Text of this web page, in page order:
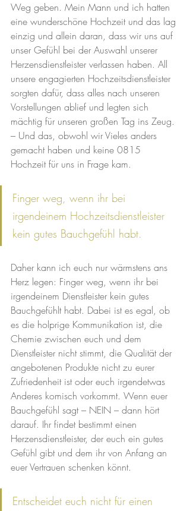
Weg geben. Mein Mann und ich hatten
eine wunderschöne Hochzeit und das lag
einzig und allein daran, dass wir uns auf
unser Gefühl bei der Auswahl unserer
Herzensdienstleister verlassen haben. All
unsere engagierten Hochzeitsdienstleister
sorgten dafür, dass alles nach unseren
Vorstellungen ablief und legten sich
mächtig für unseren großen Tag ins Zeug.
– Und das, obwohl wir Vieles anders
gemacht haben und keine 0815
Hochzeit für uns in Frage kam.
Finger weg, wenn ihr bei
irgendeinem Hochzeitsdienstleister
kein gutes Bauchgefühl habt.
Daher kann ich euch nur wärmstens ans
Herz legen: Finger weg, wenn ihr bei
irgendeinem Dienstleister kein gutes
Bauchgefühlt habt. Dabei ist es egal, ob
es die holprige Kommunikation ist, die
Chemie zwischen euch und dem
Dienstleister nicht stimmt, die Qualität der
angebotenen Produkte nicht zu eurer
Zufriedenheit ist oder euch irgendetwas
Anderes komisch vorkommt. Wenn euer
Bauchgefühl sagt – NEIN – dann hört
darauf. Ihr findet bestimmt einen
Herzensdienstleister, der euch ein gutes
Gefühl gibt und dem ihr von Anfang an
euer Vertrauen schenken könnt.
Entscheidet euch nicht für einen